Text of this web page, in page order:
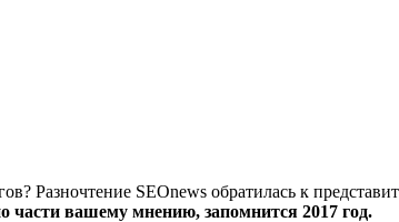
Разночтение SEOnews обратилась к
части вашему мнению, запомнится 2017 год.